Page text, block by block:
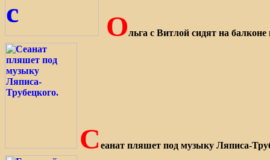
Ольга с Витлой сидят на балконе
С еанат пляшет под музыку Ляписа-